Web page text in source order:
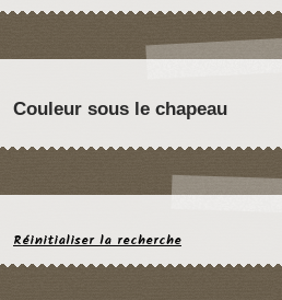
Couleur sous le chapeau
Réinitialiser la recherche